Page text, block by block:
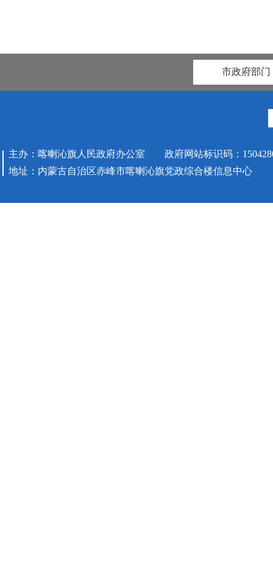
市政府部门
主办：喀喇沁旗人民政府办公室 政府网站标识码：
地址：内蒙古自治区赤峰市喀喇沁旗党政综合楼信息中心